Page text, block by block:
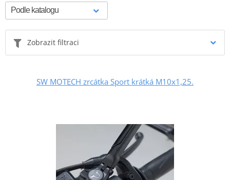
Zobrazit filtraci
SW MOTECH zrcátka Sport krátká M10x1,25.